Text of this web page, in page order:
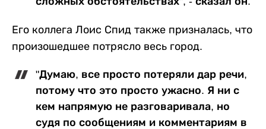
Его коллега Лоис Спид также призналась, что
произошедшее потрясло весь город.
"Думаю, все просто потеряли дар речи,
потому что это просто ужасно. Я ни с
кем напрямую не разговаривала, но
судя по сообщениям и комментариям в